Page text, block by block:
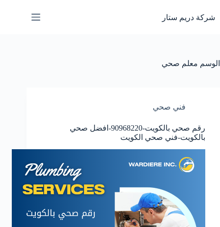
إلى
المحتوى
شركة دريم ستار
الوسم معلم صحي
فني صحي
رقم صحي بالكويت-90968220-افضل صحي
بالكويت-فني صحي الكويت